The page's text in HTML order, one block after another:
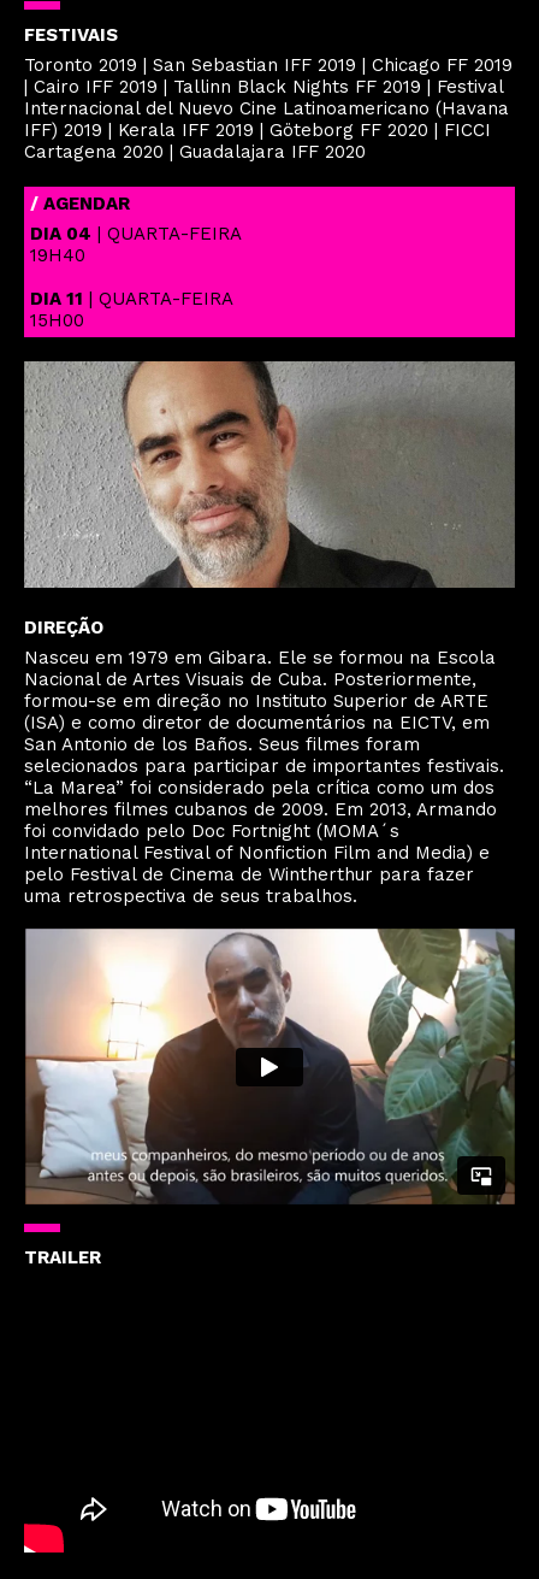
FESTIVAIS
Toronto 2019 | San Sebastian IFF 2019 | Chicago FF 2019
| Cairo IFF 2019 | Tallinn Black Nights FF 2019 | Festival
Internacional del Nuevo Cine Latinoamericano (Havana
IFF) 2019 | Kerala IFF 2019 | Göteborg FF 2020 | FICCI
Cartagena 2020 | Guadalajara IFF 2020
/ AGENDAR
DIA 04 | QUARTA-FEIRA
19H40
DIA 11 | QUARTA-FEIRA
15H00
DIREÇÃO
Nasceu em 1979 em Gibara. Ele se formou na Escola
Nacional de Artes Visuais de Cuba. Posteriormente,
formou-se em direção no Instituto Superior de ARTE
(ISA) e como diretor de documentários na EICTV, em
San Antonio de los Baños. Seus filmes foram
selecionados para participar de importantes festivais.
“La Marea” foi considerado pela crítica como um dos
melhores filmes cubanos de 2009. Em 2013, Armando
foi convidado pelo Doc Fortnight (MOMA´s
International Festival of Nonfiction Film and Media) e
pelo Festival de Cinema de Wintherthur para fazer
uma retrospectiva de seus trabalhos.
TRAILER